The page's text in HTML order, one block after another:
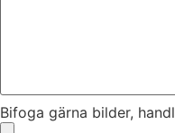
Bifoga gärna bilder,